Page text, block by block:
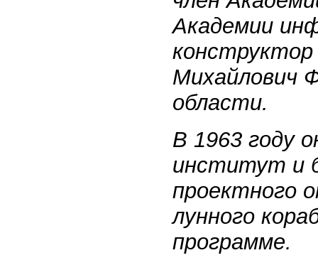
Академии
конструктор
Михайлович
области.
В 1963 году
институт и
проектного
лунного
программе.